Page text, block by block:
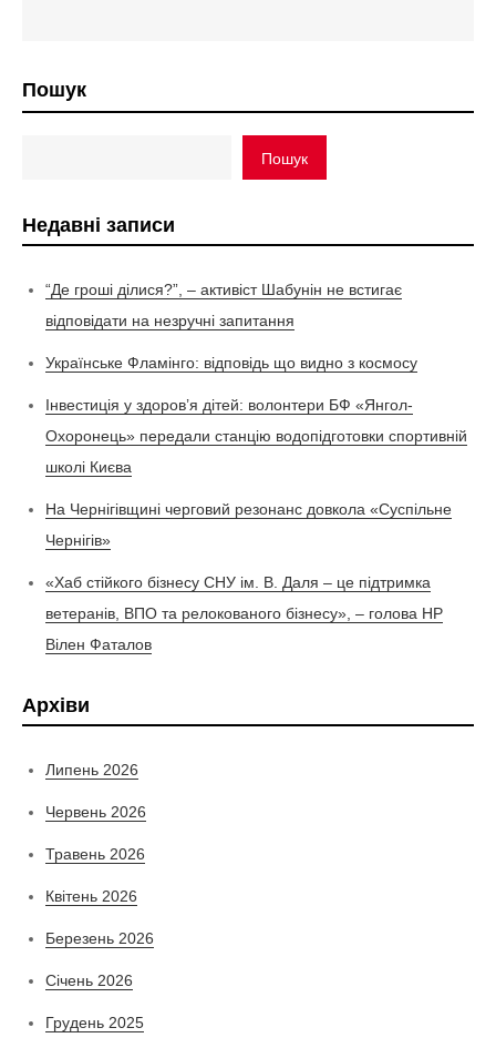
Пошук
Пошук
Недавні записи
“Де гроші ділися?”, – активіст Шабунін не встигає
відповідати на незручні запитання
Українське Фламінго: відповідь що видно з космосу
Інвестиція у здоров’я дітей: волонтери БФ «Янгол-
Охоронець» передали станцію водопідготовки спортивній
школі Києва
На Чернігівщині черговий резонанс довкола «Суспільне
Чернігів»
«Хаб стійкого бізнесу СНУ ім. В. Даля – це підтримка
ветеранів, ВПО та релокованого бізнесу», – голова НР
Вілен Фаталов
Архіви
Липень 2026
Червень 2026
Травень 2026
Квітень 2026
Березень 2026
Січень 2026
Грудень 2025